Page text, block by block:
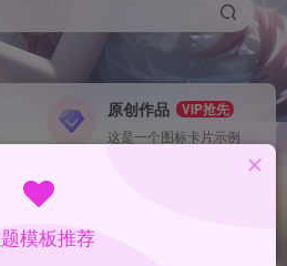
原创作品
VIP抢先
这是一个图标卡片示例
模板推荐